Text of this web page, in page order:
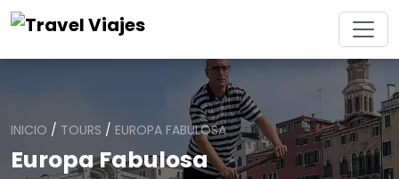
INICIO / TOURS / EUROPA FABULOSA
Europa Fabulosa